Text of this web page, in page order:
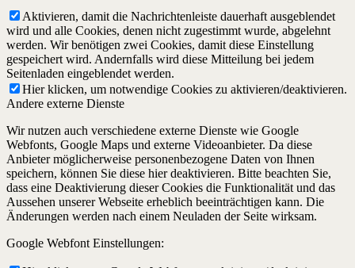
Aktivieren, damit die Nachrichtenleiste dauerhaft ausgeblendet
wird und alle Cookies, denen nicht zugestimmt wurde, abgelehnt
werden. Wir benötigen zwei Cookies, damit diese Einstellung
gespeichert wird. Andernfalls wird diese Mitteilung bei jedem
Seitenladen eingeblendet werden.
Hier klicken, um notwendige Cookies zu aktivieren/deaktivieren.
Andere externe Dienste
Wir nutzen auch verschiedene externe Dienste wie Google
Webfonts, Google Maps und externe Videoanbieter. Da diese
Anbieter möglicherweise personenbezogene Daten von Ihnen
speichern, können Sie diese hier deaktivieren. Bitte beachten Sie,
dass eine Deaktivierung dieser Cookies die Funktionalität und das
Aussehen unserer Webseite erheblich beeinträchtigen kann. Die
Änderungen werden nach einem Neuladen der Seite wirksam.
Google Webfont Einstellungen: